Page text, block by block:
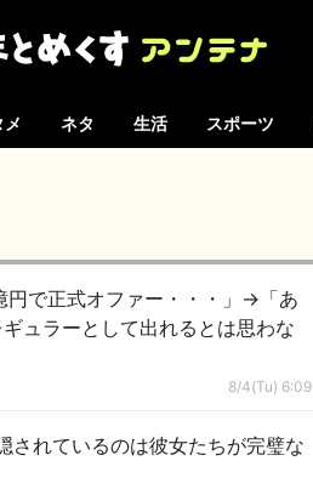
メ ネタ 生活 スポーツ
円で正式オファー・・・」→「あ
ュラーとして出れるとは思わな
8/4(Tu) 6:09
されているのは彼女たちが完璧な